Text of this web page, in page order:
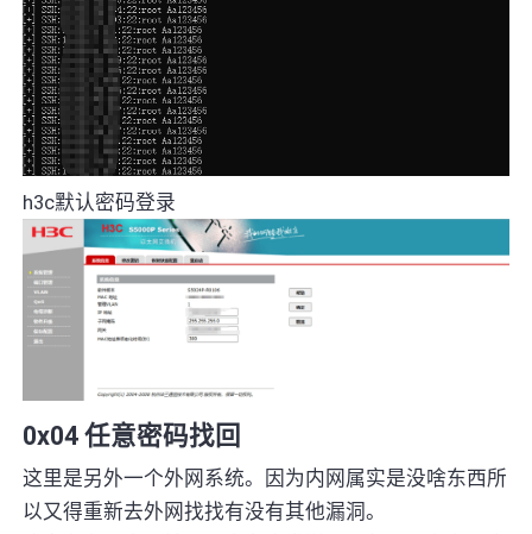
h3c默认密码登录
0x04 任意密码找回
这里是另外一个外网系统。因为内网属实是没啥东西所
以又得重新去外网找找有没有其他漏洞。